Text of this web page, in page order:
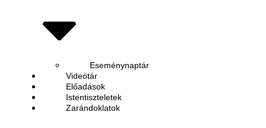
Eseménynaptár
Videótár
Előadások
Istentiszteletek
Zarándoklatok